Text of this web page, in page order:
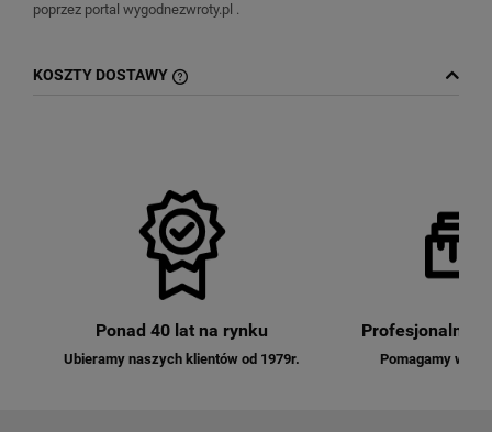
poprzez portal wygodnezwroty.pl .
KOSZTY DOSTAWY
Ponad 40 lat na rynku
Ubieramy naszych klientów od 1979r.
Profesjonalna
Pomagamy w